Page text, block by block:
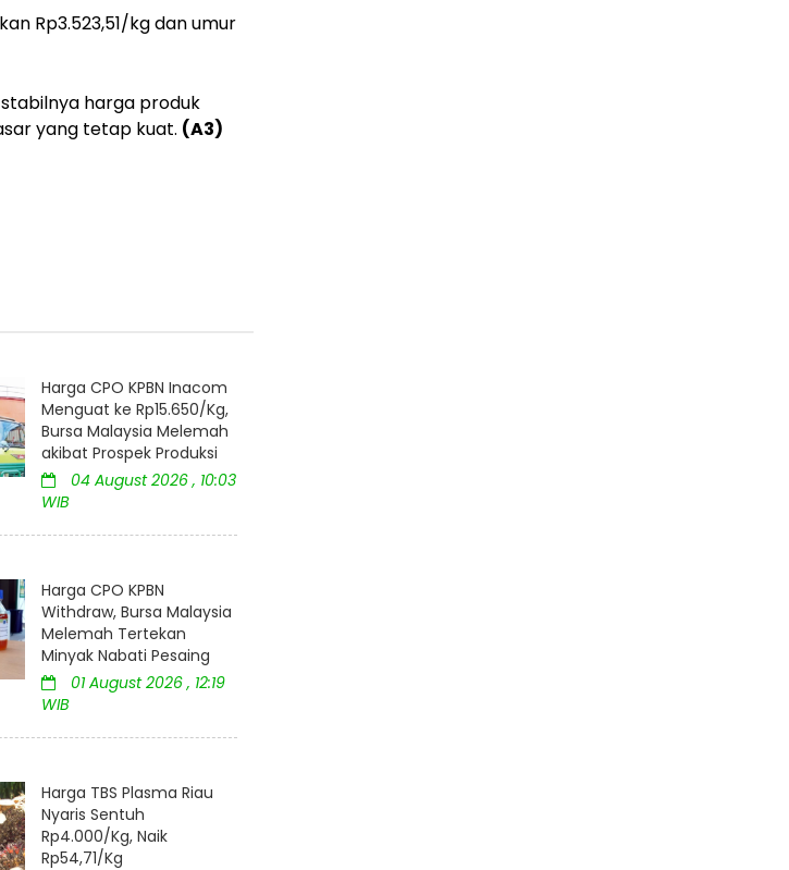
Rp3.523,51/kg dan umur
stabilnya harga produk
yang tetap kuat. (A3)
Harga CPO KPBN Inacom
Menguat ke Rp15.650/Kg,
Bursa Malaysia Melemah
akibat Prospek Produksi
04 August 2026 , 10:03
WIB
Harga CPO KPBN
Withdraw, Bursa Malaysia
Melemah Tertekan
Minyak Nabati Pesaing
01 August 2026 , 12:19
WIB
Harga TBS Plasma Riau
Nyaris Sentuh
Rp4.000/Kg, Naik
Rp54,71/Kg